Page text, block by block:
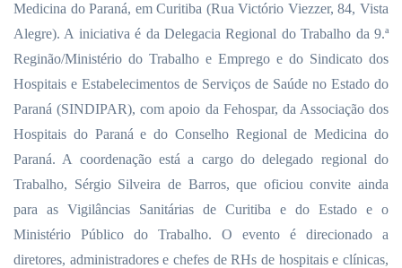
Medicina do Paraná, em Curitiba (Rua Victório Viezzer, 84, Vista
Alegre). A iniciativa é da Delegacia Regional do Trabalho da 9.ª
Reginão/Ministério do Trabalho e Emprego e do Sindicato dos
Hospitais e Estabelecimentos de Serviços de Saúde no Estado do
Paraná (SINDIPAR), com apoio da Fehospar, da Associação dos
Hospitais do Paraná e do Conselho Regional de Medicina do
Paraná. A coordenação está a cargo do delegado regional do
Trabalho, Sérgio Silveira de Barros, que oficiou convite ainda
para as Vigilâncias Sanitárias de Curitiba e do Estado e o
Ministério Público do Trabalho. O evento é direcionado a
diretores, administradores e chefes de RHs de hospitais e clínicas,